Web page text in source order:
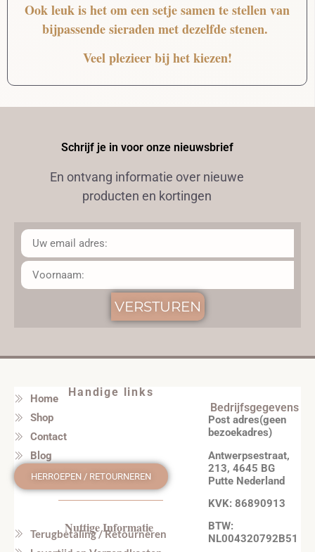
Ook leuk is het om een setje samen te stellen van
bijpassende sieraden met dezelfde stenen.
Veel plezieer bij het kiezen!
Schrijf je in voor onze nieuwsbrief
En ontvang informatie over nieuwe
producten en kortingen
VERSTUREN
Handige links
Home
Shop
Contact
Blog
HERROEPEN / RETOURNEREN
Nuttige Informatie
Terugbetaling / Retourneren
Bedrijfsgegevens
Post adres(geen
bezoekadres)
Antwerpsestraat,
213, 4645 BG
Putte Nederland
KVK: 86890913
BTW:
NL004320792B51